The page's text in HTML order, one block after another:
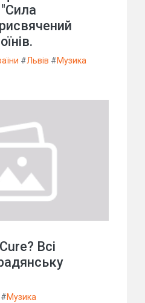
#Львів #Музика
Всі
#Музика